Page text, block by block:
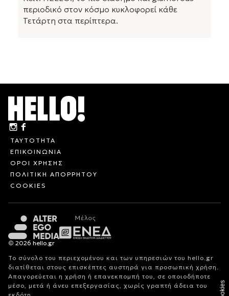
περιοδικό στον κόσμο κυκλοφορεί κάθε
Τετάρτη στα περίπτερα.
ΤΑΥΤΟΤΗΤΑ
ΕΠΙΚΟΙΝΩΝΙΑ
ΟΡΟΙ ΧΡΗΣΗΣ
ΠΟΛΙΤΙΚΗ ΑΠΟΡΡΗΤΟΥ
COOKIES
© 2026 hello.gr
Το σύνολο του περιεχομένου και των υπηρεσιών του hello.gr
διατίθεται στους επισκέπτες αυστηρά για προσωπική χρήση.
Απαγορεύεται η χρήση ή επανεκπομπή του, σε οποιοδήποτε
μέσο, μετά ή άνευ επεξεργασίας, χωρίς γραπτή άδεια του